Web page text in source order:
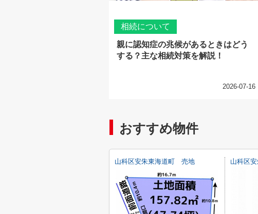
相続について
親に認知症の兆候があるときはどう
する？主な相続対策を解説！
2026-07-16
おすすめ物件
山科区安朱東海道町 売地 山科区